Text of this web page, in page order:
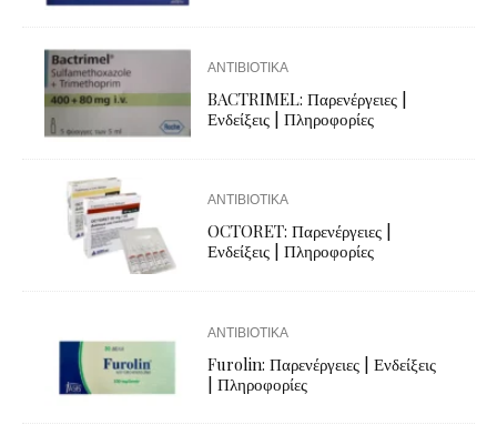
ΑΝΤΙΒΙΟΤΙΚΑ
BACTRIMEL: Παρενέργειες |
Ενδείξεις | Πληροφορίες
ΑΝΤΙΒΙΟΤΙΚΑ
OCTORET: Παρενέργειες |
Ενδείξεις | Πληροφορίες
ΑΝΤΙΒΙΟΤΙΚΑ
Furolin: Παρενέργειες | Ενδείξεις
| Πληροφορίες